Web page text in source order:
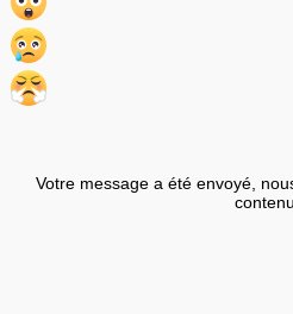
Votre message a été envoyé,
contenu.